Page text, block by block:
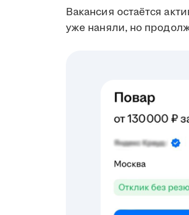
Вакансия остаётся
уже наняли, но